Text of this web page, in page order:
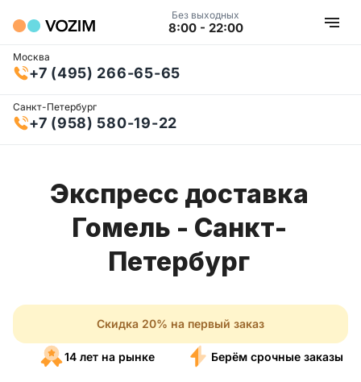
Без выходных
8:00 - 22:00
Москва
+7 (495) 266-65-65
Санкт-Петербург
+7 (958) 580-19-22
Экспресс доставка
Гомель - Санкт-
Петербург
Скидка 20% на первый заказ
14 лет на рынке Берём срочные заказы